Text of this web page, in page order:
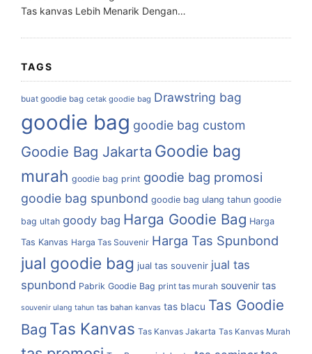
Tas kanvas Lebih Menarik Dengan…
TAGS
buat goodie bag cetak goodie bag Drawstring bag
goodie bag goodie bag custom
Goodie Bag Jakarta Goodie bag
murah goodie bag print goodie bag promosi
goodie bag spunbond goodie bag ulang tahun goodie
bag ultah goody bag Harga Goodie Bag Harga
Tas Kanvas Harga Tas Souvenir Harga Tas Spunbond
jual goodie bag jual tas souvenir jual tas
spunbond Pabrik Goodie Bag print tas murah souvenir tas
souvenir ulang tahun tas bahan kanvas tas blacu Tas Goodie
Bag Tas Kanvas Tas Kanvas Jakarta Tas Kanvas Murah